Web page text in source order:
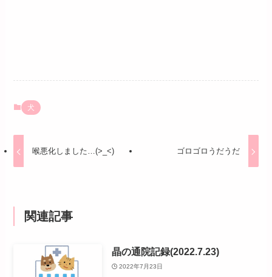
犬
喉悪化しました…(>_<) ゴロゴロうだうだ
関連記事
晶の通院記録(2022.7.23)
2022年7月23日